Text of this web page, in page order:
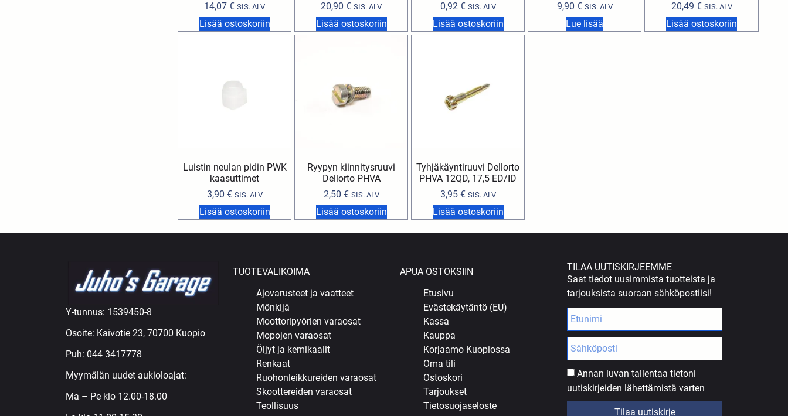
14,07€ SIS. ALV
Lisää ostoskoriin
20,90€ SIS. ALV
Lisää ostoskoriin
0,92 € SIS. ALV
Lisää ostoskoriin
9,90 € SIS. ALV
Lue lisää
20,49 € SIS. ALV
Lisää ostoskoriin
Luistin neulan pidin PWK
kaasuttimet
3,90 € SIS. ALV
Lisää ostoskoriin
Ryypyn kiinnitysruuvi
Dellorto PHVA
2,50 € SIS. ALV
Lisää ostoskoriin
Tyhjäkäyntiruuvi Dellorto
PHVA 12QD, 17,5 ED/ID
3,95 € SIS. ALV
Lisää ostoskoriin
Y-tunnus: 1539450-8
Osoite: Kaivotie 23, 70700 Kuopio
Puh: 044 3417778
Myymälän uudet aukioloajat:
Ma – Pe klo 12.00-18.00
TUOTEVALIKOIMA
Ajovarusteet ja vaatteet
Mönkijä
Moottoripyörien varaosat
Mopojen varaosat
Öljyt ja kemikaalit
Renkaat
Ruohonleikkureiden varaosat
Skoottereiden varaosat
Teollisuus
APUA OSTOKSIIN
Etusivu
Evästekäytäntö (EU)
Kassa
Kauppa
Korjaamo Kuopiossa
Oma tili
Ostoskori
Tarjoukset
Tietosuojaseloste
TILAA UUTISKIRJEEMME
Saat tiedot uusimmista tuotteista ja
tarjouksista suoraan sähköpostiisi!
Annan luvan tallentaa tietoni
uutiskirjeiden lähettämistä varten
Tilaa uutiskirje